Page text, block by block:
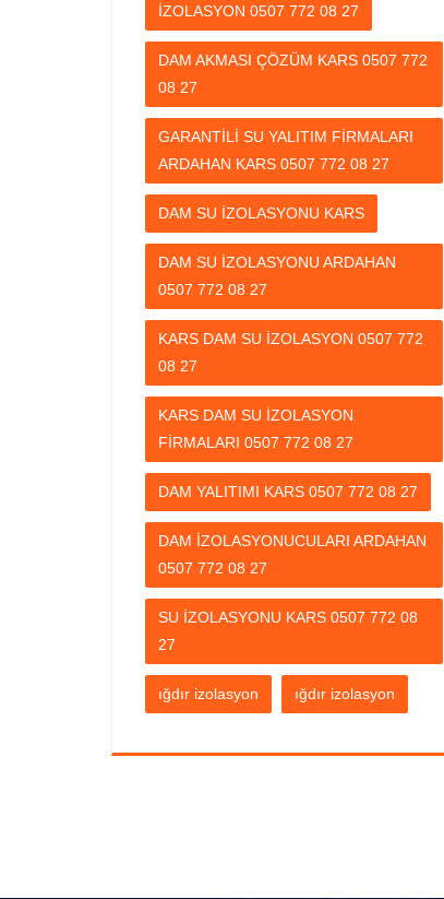
İZOLASYON 0507 772 08 27
DAM AKMASI ÇÖZÜM KARS 0507 772
08 27
GARANTİLİ SU YALITIM FİRMALARI
ARDAHAN KARS 0507 772 08 27
DAM SU İZOLASYONU KARS
DAM SU İZOLASYONU ARDAHAN
0507 772 08 27
KARS DAM SU İZOLASYON 0507 772
08 27
KARS DAM SU İZOLASYON
FİRMALARI 0507 772 08 27
DAM YALITIMI KARS 0507 772 08 27
DAM İZOLASYONUCULARI ARDAHAN
0507 772 08 27
SU İZOLASYONU KARS 0507 772 08
27
ığdır izolasyon ığdır izolasyon